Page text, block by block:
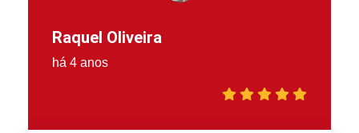
Raquel Oliveira
há 4 anos